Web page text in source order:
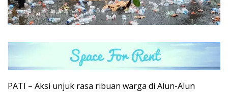
PATI – Aksi unjuk rasa ribuan warga di Alun-Alun